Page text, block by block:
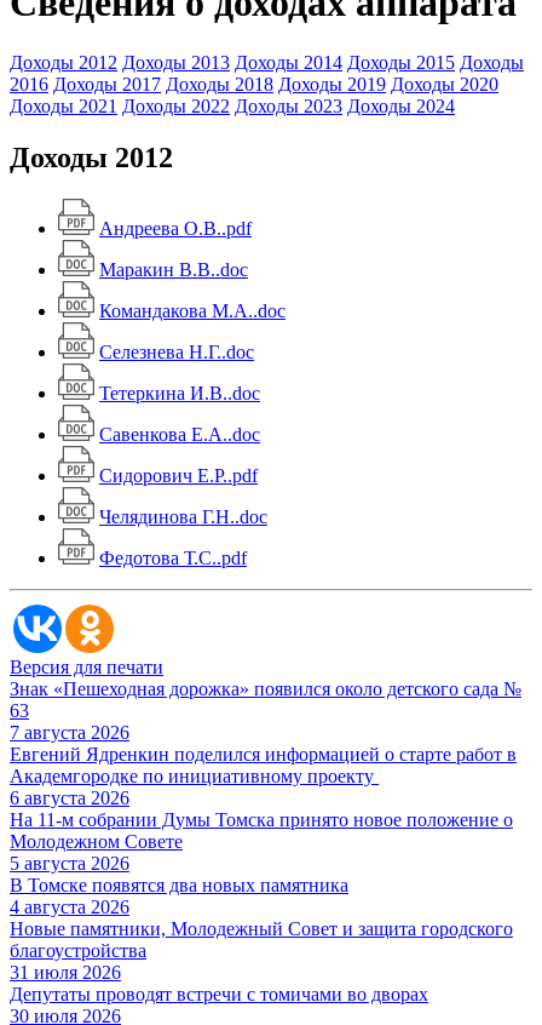
Доходы 2012 Доходы 2013 Доходы 2014 Доходы 2015 Доходы
2016 Доходы 2017 Доходы 2018 Доходы 2019 Доходы 2020
Доходы 2021 Доходы 2022 Доходы 2023 Доходы 2024
Доходы 2012
Андреева О.В..pdf
Маракин В.В..doc
Командакова М.А..doc
Селезнева Н.Г..doc
Тетеркина И.В..doc
Савенкова Е.А..doc
Сидорович Е.Р..pdf
Челядинова Г.Н..doc
Федотова Т.С..pdf
Версия для печати
Знак «Пешеходная дорожка» появился около детского сада №
63
7 августа 2026
Евгений Ядренкин поделился информацией о старте работ в
Академгородке по инициативному проекту
6 августа 2026
На 11-м собрании Думы Томска принято новое положение о
Молодежном Совете
5 августа 2026
В Томске появятся два новых памятника
4 августа 2026
Новые памятники, Молодежный Совет и защита городского
благоустройства
31 июля 2026
Депутаты проводят встречи с томичами во дворах
30 июля 2026